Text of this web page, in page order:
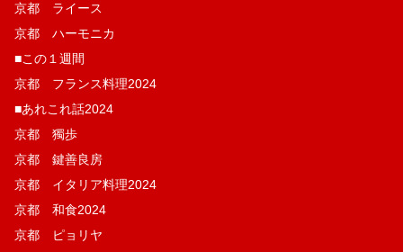
京都 ライース
京都 ハーモニカ
■この１週間
京都 フランス料理2024
■あれこれ話2024
京都 獨歩
京都 鍵善良房
京都 イタリア料理2024
京都 和食2024
京都 ピョリヤ